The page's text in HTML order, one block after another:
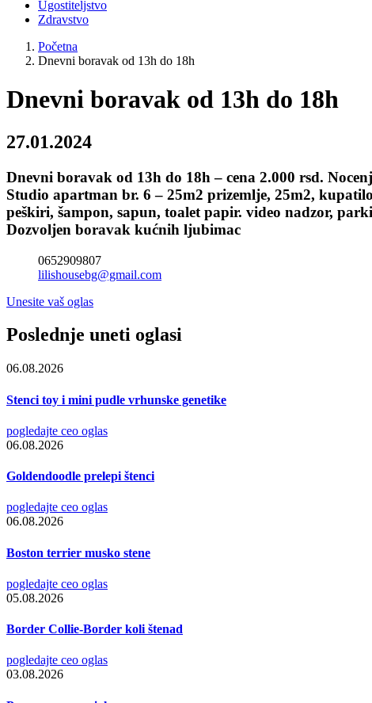
Ugostiteljstvo
Zdravstvo
Početna
Dnevni boravak od 13h do 18h
Dnevni boravak od 13h do 18h
27.01.2024
Dnevni boravak od 13h do 18h – cena 2.000 rsd.
Studio apartman br. 6 – 25m2 prizemlje, 25m2,
peškiri, šampon, sapun, toalet papir. video nadzor,
Dozvoljen boravak kućnih ljubimac
0652909807
lilishousebg@gmail.com
Unesite vaš oglas
Poslednje uneti oglasi
06.08.2026
Stenci toy i mini pudle vrhunske genetike
pogledajte ceo oglas
06.08.2026
Goldendoodle prelepi štenci
pogledajte ceo oglas
06.08.2026
Boston terrier musko stene
pogledajte ceo oglas
05.08.2026
Border Collie-Border koli štenad
pogledajte ceo oglas
03.08.2026